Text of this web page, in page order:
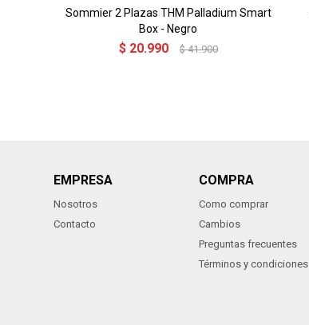
Sommier 2 Plazas THM Palladium Smart
Box - Negro
$ 20.990 $ 41.900
EMPRESA
Nosotros
Contacto
COMPRA
Como comprar
Cambios
Preguntas frecuentes
Términos y condiciones